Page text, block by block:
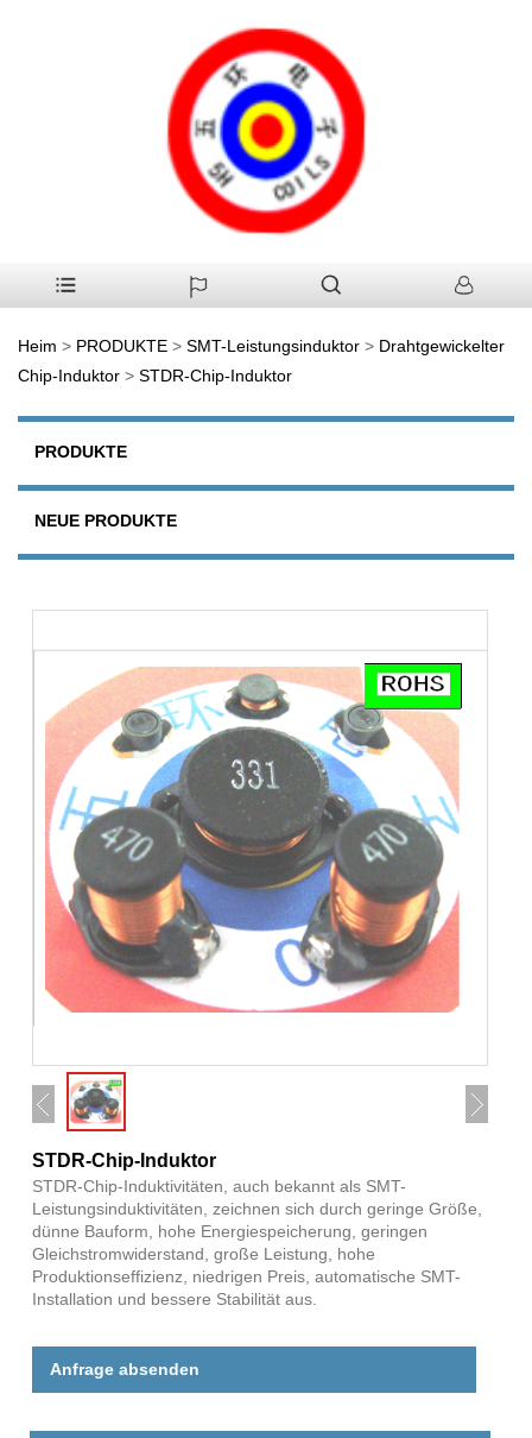
Heim > PRODUKTE > SMT-Leistungsinduktor > Drahtgewickelter
Chip-Induktor > STDR-Chip-Induktor
PRODUKTE
NEUE PRODUKTE
STDR-Chip-Induktor
STDR-Chip-Induktivitäten, auch bekannt als SMT-
Leistungsinduktivitäten, zeichnen sich durch geringe Größe,
dünne Bauform, hohe Energiespeicherung, geringen
Gleichstromwiderstand, große Leistung, hohe
Produktionseffizienz, niedrigen Preis, automatische SMT-
Installation und bessere Stabilität aus.
Anfrage absenden